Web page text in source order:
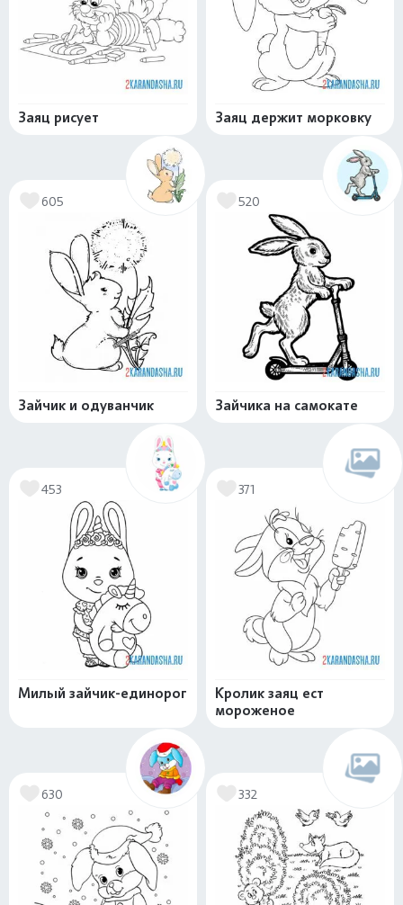
Заяц рисует Заяц держит морковку
605
Зайчик и одуванчик
520
Зайчика на самокате
453
Милый зайчик-единорог
371
Кролик заяц ест
мороженое
630 332